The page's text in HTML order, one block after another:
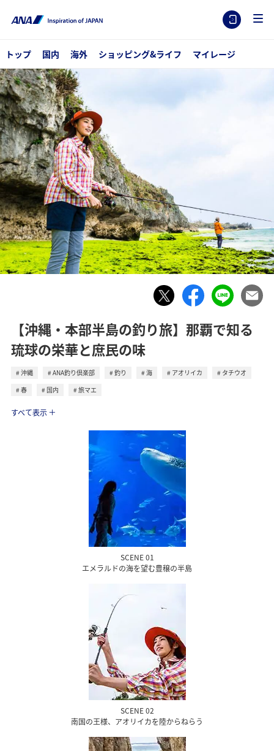
トップ 国内 海外 ショッピング&ライフ マイレージ
【沖縄・本部半島の釣り旅】那覇で知る
琉球の栄華と庶民の味
沖縄 ANA釣り倶楽部 釣り 海 アオリイカ
タチウオ
春
国内
旅マエ
すべて表示
SCENE 01
エメラルドの海を望む豊穣の半島
SCENE 02
南国の王様、アオリイカを陸からねらう